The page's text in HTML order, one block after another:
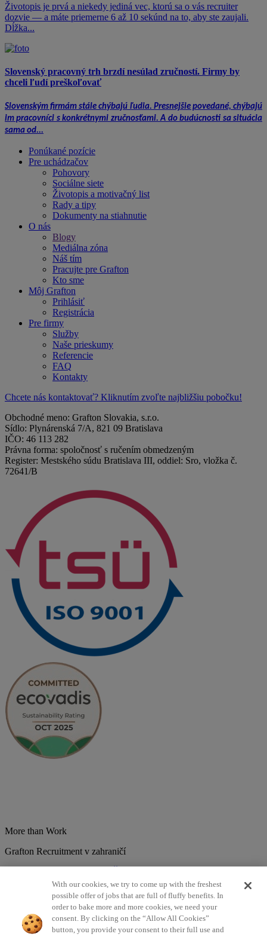
Životopis je prvá a niekedy jediná vec, ktorú sa o vás recruiter
dozvie — a máte priemerne 6 až 10 sekúnd na to, aby ste zaujali.
Dĺžka...
Slovenský pracovný trh brzdí nesúlad zručností. Firmy by
chceli ľudí preškoľovať
Slovenským firmám stále chýbajú ľudia. Presnejšie povedané, chýbajú
im pracovníci s konkrétnymi zručnosťami. A do budúcnosti sa situácia
sama od...
Ponúkané pozície
Pre uchádzačov
Pohovory
Sociálne siete
Životopis a motivačný list
Rady a tipy
Dokumenty na stiahnutie
O nás
Blogy
Mediálna zóna
Náš tím
Pracujte pre Grafton
Kto sme
Môj Grafton
Prihlásiť
Registrácia
Pre firmy
Služby
Naše prieskumy
Referencie
FAQ
Kontakty
Chcete nás kontaktovať? Kliknutím zvoľte najbližšiu pobočku!
Obchodné meno: Grafton Slovakia, s.r.o.
Sídlo: Plynárenská 7/A, 821 09 Bratislava
IČO: 46 113 282
Právna forma: spoločnosť s ručením obmedzeným
Register: Mestského súdu Bratislava III, oddiel: Sro, vložka č.
72641/B
More than Work
Grafton Recruitment v zahraničí
Francúzsko Holandsko India Kolumbia Litva Lotyšsko
Mexiko Nemecko Nórsko Poľsko Portugalsko
Slovensko Španielsko Srbsko Švajčiarsko Taliansko
Turecko Veľká Británia
With our cookies, we try to come up with the freshest
possible offer of jobs that are full of fluffy benefits. In
order to bake more and more cookies, we need your
consent. By clicking on the “Allow All Cookies”
button, you provide your consent to their full use and